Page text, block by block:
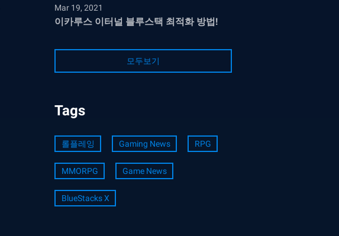
Mar 19, 2021
이카루스 이터널 블루스택 최적화 방법!
모두보기
Tags
롤플레잉 Gaming News RPG
MMORPG Game News
BlueStacks X